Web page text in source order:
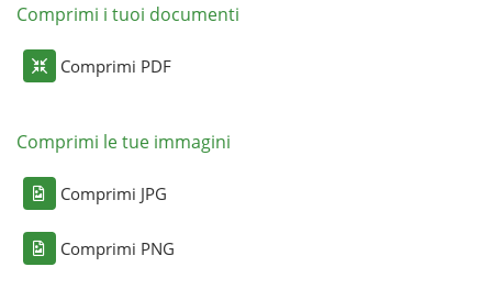
Comprimi i tuoi documenti
Comprimi PDF
Comprimi le tue immagini
Comprimi JPG
Comprimi PNG